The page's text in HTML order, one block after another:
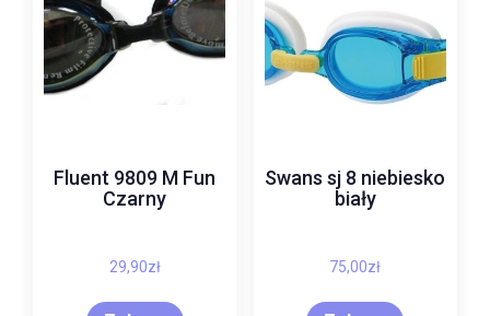
Fluent 9809 M Fun
Czarny
29,90zł
Swans sj 8 niebiesko
biały
75,00zł